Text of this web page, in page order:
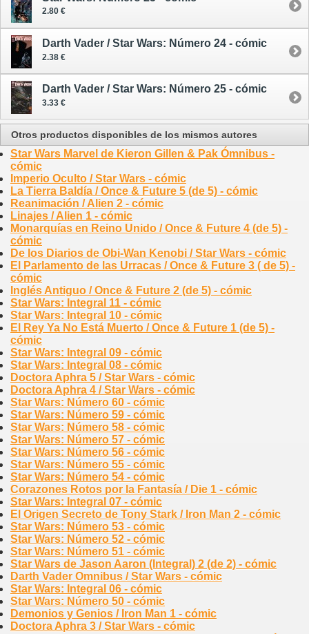
2.80 €
Darth Vader / Star Wars: Número 24 - cómic
2.38 €
Darth Vader / Star Wars: Número 25 - cómic
3.33 €
Otros productos disponibles de los mismos autores
Star Wars Marvel de Kieron Gillen & Pak Ómnibus -
cómic
Imperio Oculto / Star Wars - cómic
La Tierra Baldía / Once & Future 5 (de 5) - cómic
Reanimación / Alien 2 - cómic
Linajes / Alien 1 - cómic
Monarquías en Reino Unido / Once & Future 4 (de 5) -
cómic
De los Diarios de Obi-Wan Kenobi / Star Wars - cómic
El Parlamento de las Urracas / Once & Future 3 ( de 5) -
cómic
Inglés Antiguo / Once & Future 2 (de 5) - cómic
Star Wars: Integral 11 - cómic
Star Wars: Integral 10 - cómic
El Rey Ya No Está Muerto / Once & Future 1 (de 5) -
cómic
Star Wars: Integral 09 - cómic
Star Wars: Integral 08 - cómic
Doctora Aphra 5 / Star Wars - cómic
Doctora Aphra 4 / Star Wars - cómic
Star Wars: Número 60 - cómic
Star Wars: Número 59 - cómic
Star Wars: Número 58 - cómic
Star Wars: Número 57 - cómic
Star Wars: Número 56 - cómic
Star Wars: Número 55 - cómic
Star Wars: Número 54 - cómic
Corazones Rotos por la Fantasía / Die 1 - cómic
Star Wars: Integral 07 - cómic
El Origen Secreto de Tony Stark / Iron Man 2 - cómic
Star Wars: Número 53 - cómic
Star Wars: Número 52 - cómic
Star Wars: Número 51 - cómic
Star Wars de Jason Aaron (Integral) 2 (de 2) - cómic
Darth Vader Omnibus / Star Wars - cómic
Star Wars: Integral 06 - cómic
Star Wars: Número 50 - cómic
Demonios y Genios / Iron Man 1 - cómic
Doctora Aphra 3 / Star Wars - cómic